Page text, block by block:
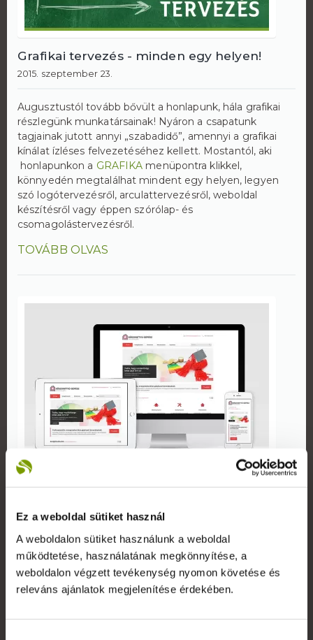
Ez a weboldal sütiket használ
A weboldalon sütiket használunk a weboldal
működtetése, használatának megkönnyítése, a
weboldalon végzett tevékenység nyomon követése és
releváns ajánlatok megjelenítése érdekében.
Grafikai tervezés - minden egy helyen!
2015. szeptember 23.
Augusztustól tovább bővült a honlapunk, hála grafikai
részlegünk munkatársainak! Nyáron a csapatunk
tagjainak jutott annyi „szabadidő”, amennyi a grafikai
kínálat ízléses felvezetéséhez kellett. Mostantól, aki
honlapunkon a GRAFIKA menüpontra klikkel,
könnyedén megtalálhat mindent egy helyen, legyen
szó logótervezésről, arculattervezésről, weboldal
készítésről vagy éppen szórólap- és
csomagolástervezésről.
TOVÁBB OLVAS
Weboldalkészítés: Hőszivattyú-Gépész.hu
A Reklámeszköz.hu kreatívjai már tudják, hogy milyen
lehet a nulla forint közeli rezsi! AHőszivattyú-Gépész
Kft.honlapjának készítésekor ugyanis – hivatalból –
értesülniük kellett arról, hogy miért számít a 21. század
egyik legnagyobb ígéretének a hőszivattyú.